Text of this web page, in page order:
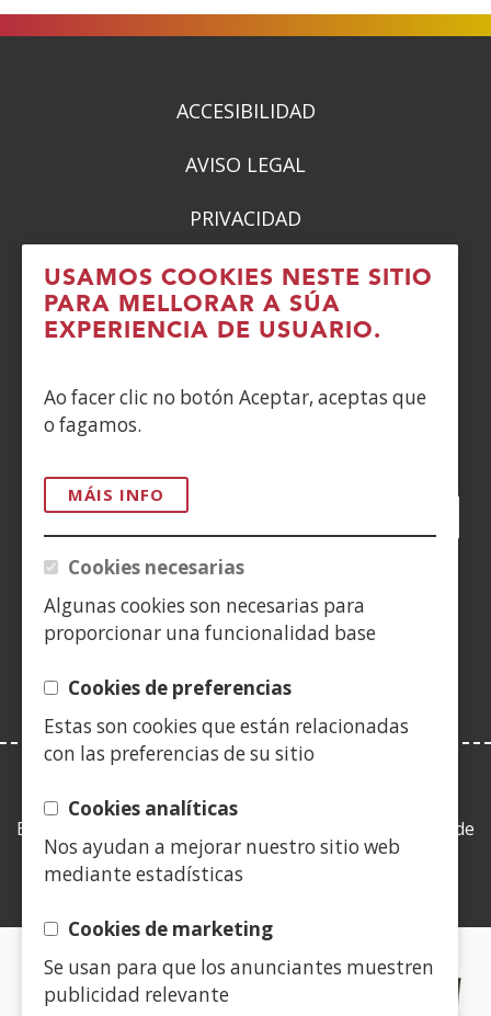
USAMOS COOKIES NESTE SITIO
PARA MELLORAR A SÚA
EXPERIENCIA DE USUARIO.
Ao facer clic no botón Aceptar, aceptas que
o fagamos.
MÁIS INFO
Cookies necesarias
Algunas cookies son necesarias para
proporcionar una funcionalidad base
Cookies de preferencias
Estas son cookies que están relacionadas
con las preferencias de su sitio
Cookies analíticas
Nos ayudan a mejorar nuestro sitio web
mediante estadísticas
Cookies de marketing
Se usan para que los anunciantes muestren
publicidad relevante
ACCESIBILIDAD
AVISO LEGAL
PRIVACIDAD
POLÍTICA DE COOKIES
DENUNCIAS
Facebook
(Abrir
nunha
vent�
nova)
Twitter
(Abrir
nunha
vent�
nova)
LinkedIn
(Abrir
nunha
vent�
nova)
YouTube
(Abrir
nunha
vent�
nova)
nunha
nova)
nunha
nova)
nunha
Esta web se ajusta a lo establecido en la Ley 19/2013, de
9 de diciembre, de transparencia, acceso a la
información pública y buen gobierno.
CERTIFICADOS DE CALIDAD